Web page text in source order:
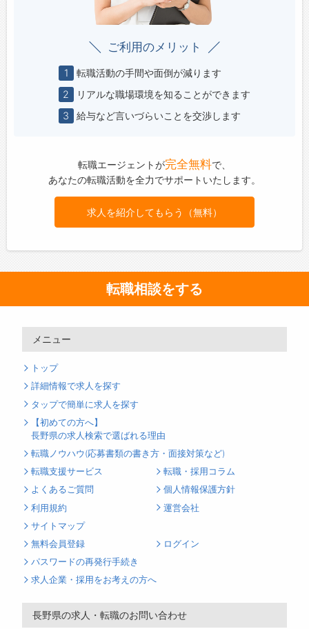
ご利用のメリット
1
転職活動の手間や面倒が減ります
2
リアルな職場環境を知ることができます
3
給与など言いづらいことを交渉します
転職エージェントが完全無料で、
あなたの転職活動を全力でサポートいたします。
求人を紹介してもらう（無料）
転職相談をする
メニュー
トップ
詳細情報で求人を探す
タップで簡単に求人を探す
【初めての方へ】
長野県の求人検索で選ばれる理由
転職ノウハウ(応募書類の書き方・面接対策など)
転職支援サービス
転職・採用コラム
よくあるご質問
個人情報保護方針
利用規約
運営会社
サイトマップ
無料会員登録
ログイン
パスワードの再発行手続き
求人企業・採用をお考えの方へ
長野県の求人・転職のお問い合わせ